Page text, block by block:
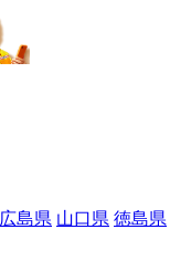
広島県 山口県 徳島県